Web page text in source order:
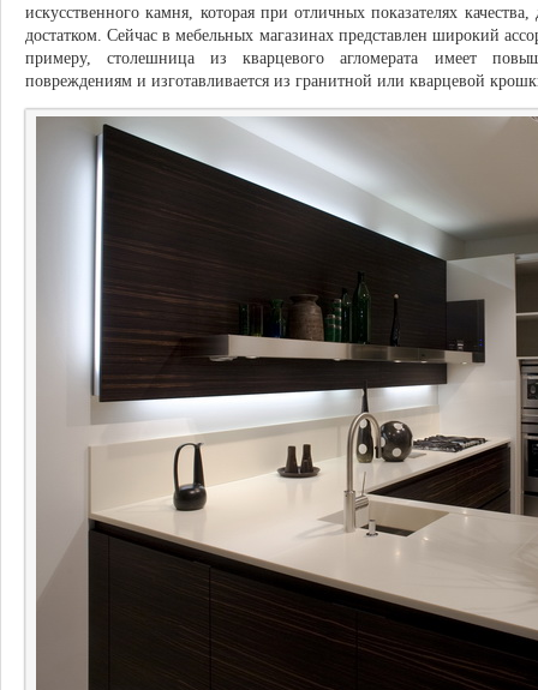
искусственного камня, которая при отличных показателях
достатком. Сейчас в мебельных магазинах представлен широкий
примеру, столешница из кварцевого агломерата имеет
повреждениям и изготавливается из гранитной или кварцевой